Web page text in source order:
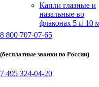
Капли глазные и
назальные во
флаконах 5 и 10
8 800 707-07-65
(бесплатные звонки по России)
7 495 324-04-20